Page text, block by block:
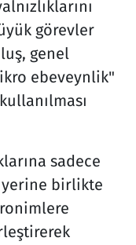
görevler
genel
ebeveynlik"
sadece
birlikte